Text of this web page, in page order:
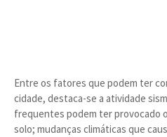
Entre os fatores que podem ter
cidade, destaca-se a atividade
frequentes podem ter provocado
solo; mudanças climáticas que